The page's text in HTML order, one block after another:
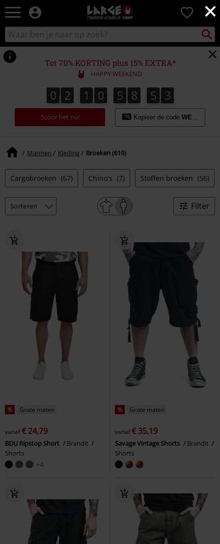
×
Large
–
Muziek-,
en
gaming-
merch
+
alternatieve
kleding
0
Zoek
in
catalogus
zoeken
Tot 70% KORTING plus 15% EXTRA*
HAPPY WEEKEND
0
0 2
2 1
1 0
0 5
5 8
8 5
5 1
2
1
Scoor het nu! Kopieer de code WEEKEND
Mannen Kleding Broeken (619)
Cargobroeken (67) Chino's (7) Stoffen broeken (56)
Filter
% Grote maten
vanaf€ 24,79
BDU Ripstop Short
Brandit
Shorts
+4
% Grote maten
vanaf€ 35,19
Savage Vintage Shorts
Brandit
Shorts